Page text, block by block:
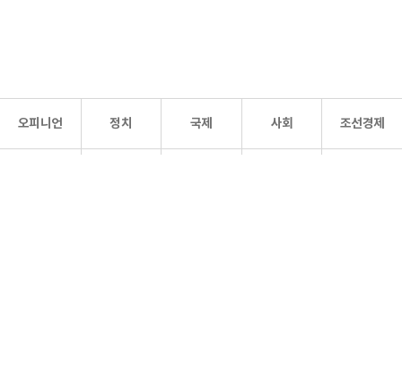
오피니언 정치 국제 사회 조선경제